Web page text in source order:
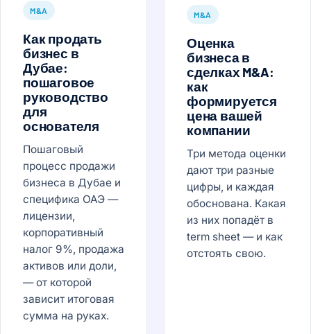
M&A
Как продать
бизнес в
Дубае:
пошаговое
руководство
для
основателя
Пошаговый
процесс продажи
бизнеса в Дубае и
специфика ОАЭ —
лицензии,
корпоративный
налог 9%, продажа
активов или доли,
— от которой
зависит итоговая
сумма на руках.
M&A
Оценка
бизнеса в
сделках M&A:
как
формируется
цена вашей
компании
Три метода оценки
дают три разные
цифры, и каждая
обоснована. Какая
из них попадёт в
term sheet — и как
отстоять свою.